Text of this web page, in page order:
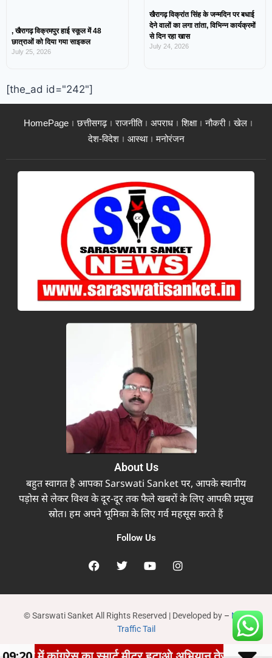
, खैरागढ़ विक्रमपुर हाई स्कूल में 48
छात्राओं को दिया गया साइकल
July 25, 2026
खैरागढ़ विक्रांत सिंह के जन्मदिन पर बधाई
देने वालों का लगा तांता, विभिन्न कार्यक्रमों
से दिन रहा खास
July 24, 2026
[the_ad id="242"]
HomePage छत्तीसगढ़ राजनीति अपराध शिक्षा नौकरी
खेल
देश-विदेश
आस्था मनोरंजन
About Us
बहुत स्वागत है आपका Sarswati Sanket पर, आपके स्थानीय
पड़ोस से लेकर विश्व के दूर-दूर तक फैले खबरों के लिए आपकी प्रमुख
स्रोत। हम अपने भूमिका के लिए गर्व महसूस करते हैं
Follow Us
© Sarswati Sanket All Rights Reserved | Developed by – New
Traffic Tail